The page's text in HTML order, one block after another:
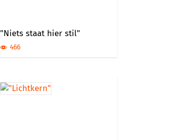
"Niets staat hier stil"
466